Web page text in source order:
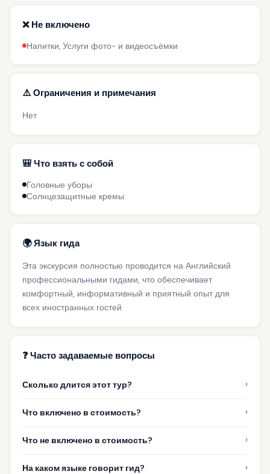
❌ Не включено
Напитки, Услуги фото- и видеосъёмки
⚠️ Ограничения и примечания
Нет
🎒 Что взять с собой
Головные уборы
Солнцезащитные кремы
🌍 Язык гида
Эта экскурсия полностью проводится на Английский
профессиональными гидами, что обеспечивает
комфортный, информативный и приятный опыт для
всех иностранных гостей.
❓ Часто задаваемые вопросы
Сколько длится этот тур? ›
Что включено в стоимость? ›
Что не включено в стоимость? ›
На каком языке говорит гид? ›